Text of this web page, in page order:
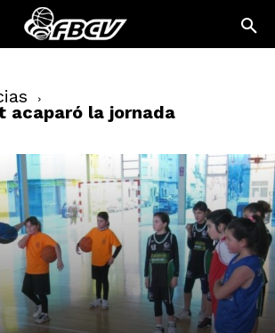
acaparó la jornada